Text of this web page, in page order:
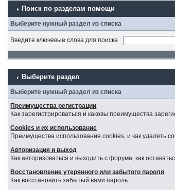
Поиск по разделам помощи
Выберите нужный раздел из списка
Введите ключевые слова для поиска
Выберите раздел
Выберите нужный раздел из списка
Преимущества регистрации
Как зарегистрироваться и каковы преимущества
Cookies и их использование
Преимущества использования cookies, и как удалять
Авторизация и выход
Как авторизоваться и выходить с форума, как
Восстановление утерянного или забытого пароля
Как восстановить забытый вами пароль.